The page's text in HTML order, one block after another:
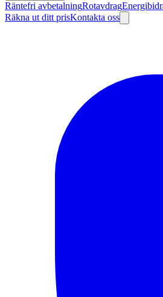
Räntefri avbetalningRotavdrag
Räkna ut ditt prisKontakta oss